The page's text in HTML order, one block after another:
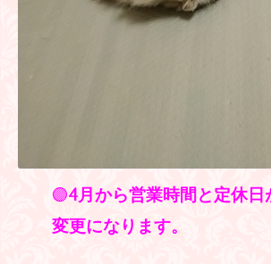
🟣4月から営業時間と定休日
変更になります。